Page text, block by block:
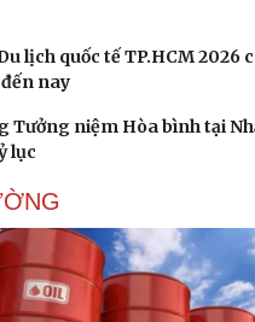
ảnh
lịch quốc tế TP.HCM 2026
nay
Tưởng niệm Hòa bình tại
lục